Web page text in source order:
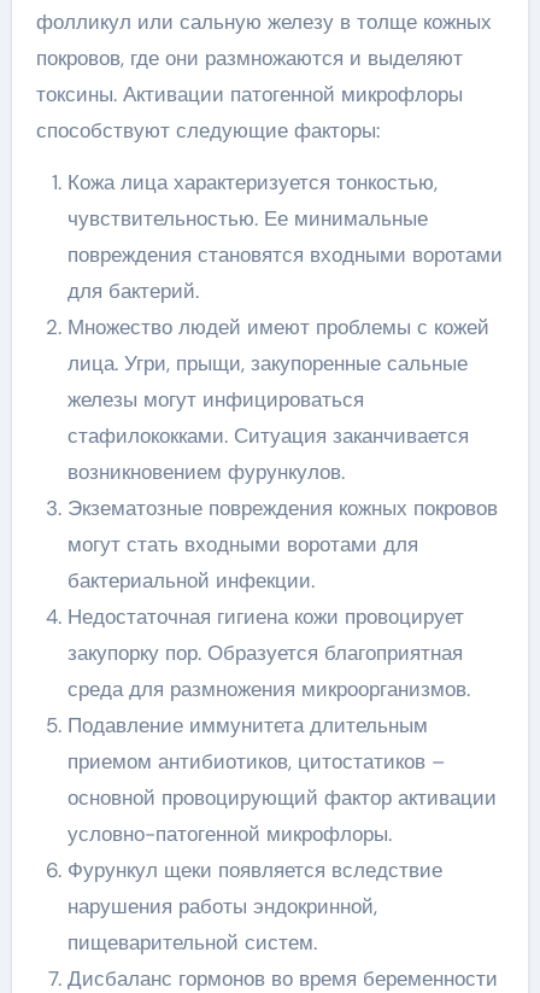
фолликул или сальную железу в толще кожных
покровов, где они размножаются и выделяют
токсины. Активации патогенной микрофлоры
способствуют следующие факторы:
Кожа лица характеризуется тонкостью,
чувствительностью. Ее минимальные
повреждения становятся входными воротами
для бактерий.
Множество людей имеют проблемы с кожей
лица. Угри, прыщи, закупоренные сальные
железы могут инфицироваться
стафилококками. Ситуация заканчивается
возникновением фурункулов.
Экзематозные повреждения кожных покровов
могут стать входными воротами для
бактериальной инфекции.
Недостаточная гигиена кожи провоцирует
закупорку пор. Образуется благоприятная
среда для размножения микроорганизмов.
Подавление иммунитета длительным
приемом антибиотиков, цитостатиков –
основной провоцирующий фактор активации
условно-патогенной микрофлоры.
Фурункул щеки появляется вследствие
нарушения работы эндокринной,
пищеварительной систем.
Дисбаланс гормонов во время беременности